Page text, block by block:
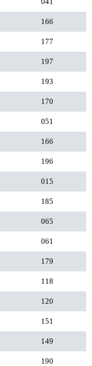
166
177
197
193
170
051
166
196
015
185
065
061
179
118
120
151
149
190